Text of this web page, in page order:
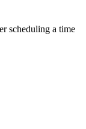
scheduling a time